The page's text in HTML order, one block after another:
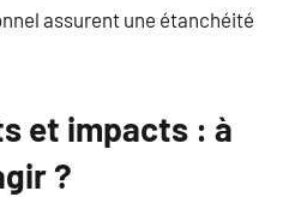
assurent une étanchéité
et impacts : à
?